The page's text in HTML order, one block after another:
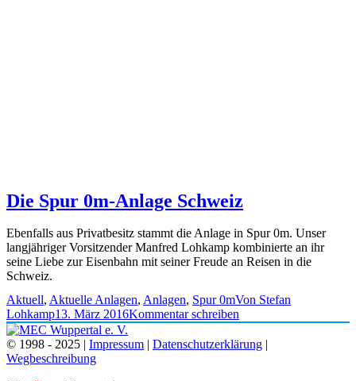
Die Spur 0m-Anlage Schweiz
Ebenfalls aus Privatbesitz stammt die Anlage in Spur 0m. Unser
langjähriger Vorsitzender Manfred Lohkamp kombinierte an ihr
seine Liebe zur Eisenbahn mit seiner Freude an Reisen in die
Schweiz.
Aktuell, Aktuelle Anlagen, Anlagen, Spur 0mVon Stefan
Lohkamp13. März 2016Kommentar schreiben
© 1998 - 2025 | Impressum | Datenschutzerklärung |
Wegbeschreibung